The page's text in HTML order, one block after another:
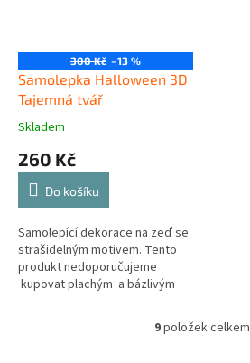
300 Kč –13 %
Samolepka Halloween 3D
Tajemná tvář
Skladem
260 Kč
Do košíku
Samolepící dekorace na zeď se
strašidelným motivem. Tento
produkt nedoporučujeme
kupovat plachým a bázlivým
O
9položek celkem